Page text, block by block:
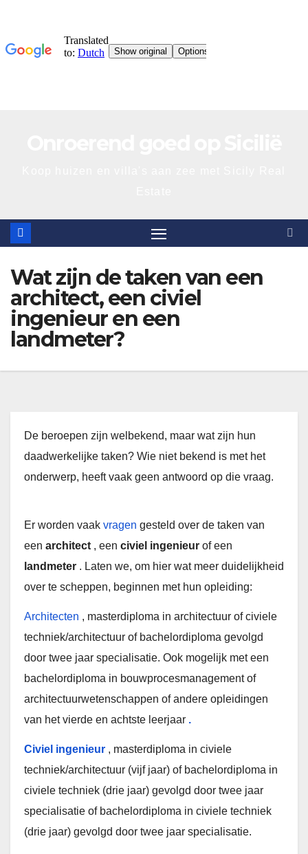
Wat zijn de taken van een
architect, een civiel
ingenieur en een
landmeter?
De beroepen zijn welbekend, maar wat zijn hun
daadwerkelijke taken? Wie niet bekend is met het
onderwerp, heeft vaak geen antwoord op die vraag.
Er worden vaak vragen gesteld over de taken van
een architect , een civiel ingenieur of een
landmeter . Laten we, om hier wat meer duidelijkheid
over te scheppen, beginnen met hun opleiding:
Architecten , masterdiploma in architectuur of civiele
techniek/architectuur of bachelordiploma gevolgd
door twee jaar specialisatie. Ook mogelijk met een
bachelordiploma in bouwprocesmanagement of
architectuurwetenschappen of andere opleidingen
van het vierde en achtste leerjaar .
Civiel ingenieur , masterdiploma in civiele
techniek/architectuur (vijf jaar) of bachelordiploma in
civiele techniek (drie jaar) gevolgd door twee jaar
specialisatie of bachelordiploma in civiele techniek
(drie jaar) gevolgd door twee jaar specialisatie.